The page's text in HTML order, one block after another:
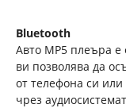
Bluetooth
Авто MP5 плеъра е
ви позволява да
от телефона си
чрез